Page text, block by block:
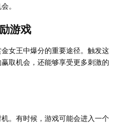
。
游戏
女王中爆分的重要途径。触发这
取机会，还能够享受更多刺激的
。有时候，游戏可能会进入一个